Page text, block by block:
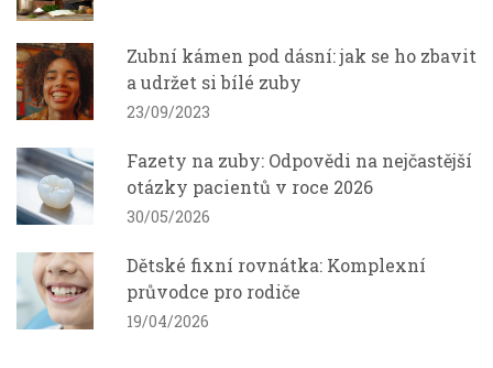
Zubní kámen pod dásní: jak se ho zbavit
a udržet si bílé zuby
23/09/2023
Fazety na zuby: Odpovědi na nejčastější
otázky pacientů v roce 2026
30/05/2026
Dětské fixní rovnátka: Komplexní
průvodce pro rodiče
19/04/2026